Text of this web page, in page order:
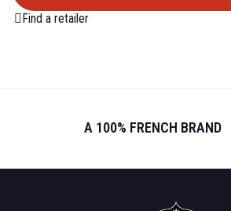
Find a retailer
A 100% FRENCH BRAND